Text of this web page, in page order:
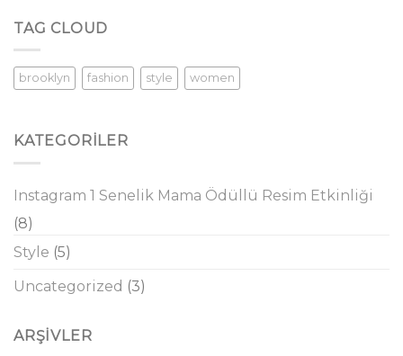
TAG CLOUD
brooklyn fashion style women
KATEGORILER
Instagram 1 Senelik Mama Ödüllü Resim Etkinliği
(8)
Style (5)
Uncategorized (3)
ARŞIVLER